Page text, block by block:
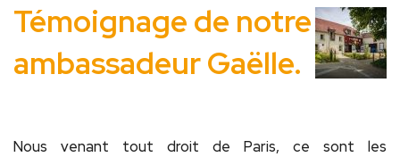
Témoignage de notre
ambassadeur Gaëlle.
Nous venant tout droit de Paris, ce sont les